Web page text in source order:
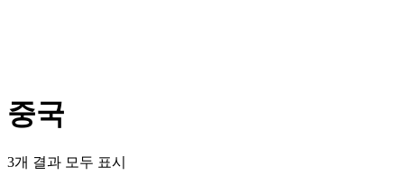
중국
3개 결과 모두 표시